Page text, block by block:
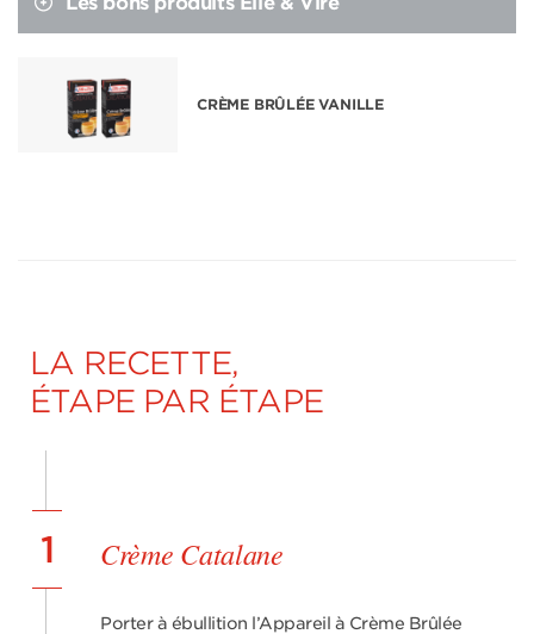
CRÈME BRÛLÉE VANILLE
LA RECETTE,
ÉTAPE PAR ÉTAPE
1 Crème Catalane
Porter à ébullition l’Appareil à Crème Brûlée